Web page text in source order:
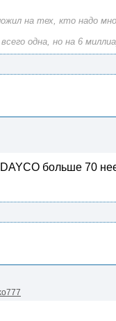
на тех, кто надо
одна, но на 6
больше 70